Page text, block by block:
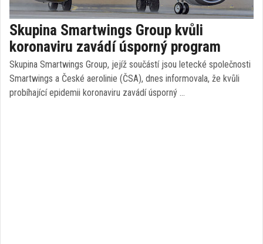
Skupina Smartwings Group kvůli
koronaviru zavádí úsporný program
Skupina Smartwings Group, jejíž součástí jsou letecké společnosti
Smartwings a České aerolinie (ČSA), dnes informovala, že kvůli
probíhající epidemii koronaviru zavádí úsporný …